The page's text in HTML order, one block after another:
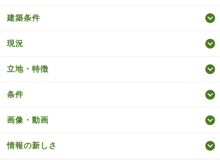
建築条件
現況
立地・特徴
条件
画像・動画
情報の新しさ